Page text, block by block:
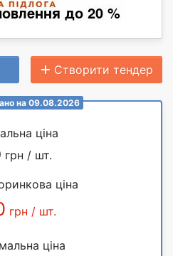
Створити тендер
на 09.08.2026
ціна
грн / шт.
ціна
грн / шт.
ціна